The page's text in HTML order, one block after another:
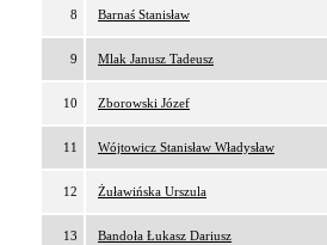
8 Barnaś Stanisław
9 Mlak Janusz Tadeusz
10 Zborowski Józef
11 Wójtowicz Stanisław Władysław
12 Żuławińska Urszula
13 Bandoła Łukasz Dariusz